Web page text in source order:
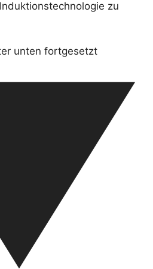
zu
unten fortgesetzt